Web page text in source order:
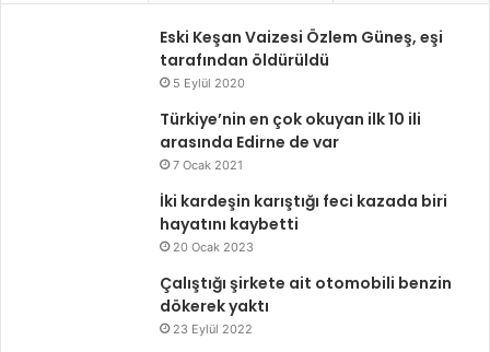
Eski Keşan Vaizesi Özlem Güneş, eşi
tarafından öldürüldü
5 Eylül 2020
Türkiye’nin en çok okuyan ilk 10 ili
arasında Edirne de var
7 Ocak 2021
İki kardeşin karıştığı feci kazada biri
hayatını kaybetti
20 Ocak 2023
Çalıştığı şirkete ait otomobili benzin
dökerek yaktı
23 Eylül 2022